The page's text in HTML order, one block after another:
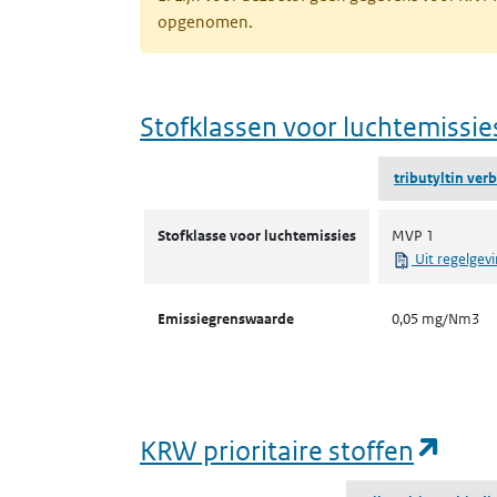
opgenomen.
Stofklassen voor
tributyltin
Stofklasse voor luchtemissies
MVP 1
Uit
Emissiegrenswaarde 0,05 mg/Nm3
KRW prioritaire stoffen